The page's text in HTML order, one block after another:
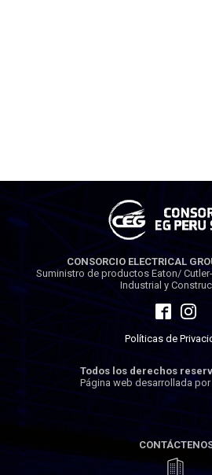
CONSORCIO ELECTRICAL
Suministro de productos Eaton/
Industrial y
Políticas de
Todos los derechos
Página web desarrollada por